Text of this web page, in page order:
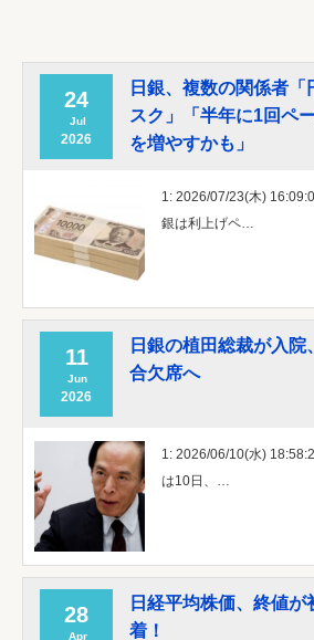
24
Jul
2026
日銀、複数の関係者「
スク」「半年に1回ペ
を増やすかも」
1: 2026/07/23(木)
銀は利上げペ…
11
Jun
2026
日銀の植田総裁が入
合欠席へ
1: 2026/06/10(水)
は10日、…
28
Apr
日経平均株価、終値が
着！